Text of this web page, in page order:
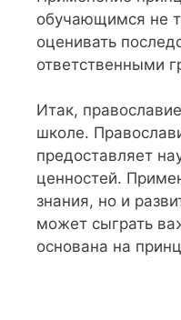
обучающимся не
оценивать
ответственными
Итак,
школе.
предоставляет
ценностей.
знания, но и
может сыграть
основана на